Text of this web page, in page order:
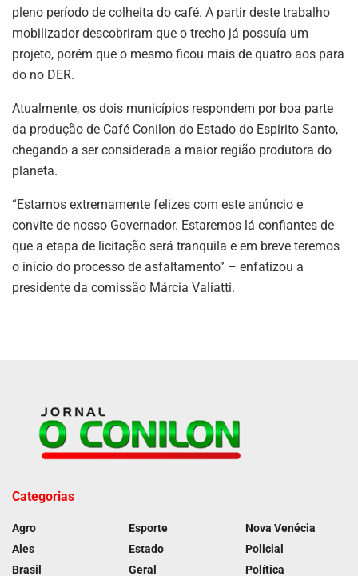
pleno período de colheita do café. A partir deste trabalho
mobilizador descobriram que o trecho já possuía um
projeto, porém que o mesmo ficou mais de quatro aos para
do no DER.
Atualmente, os dois municípios respondem por boa parte
da produção de Café Conilon do Estado do Espirito Santo,
chegando a ser considerada a maior região produtora do
planeta.
“Estamos extremamente felizes com este anúncio e
convite de nosso Governador. Estaremos lá confiantes de
que a etapa de licitação será tranquila e em breve teremos
o início do processo de asfaltamento” – enfatizou a
presidente da comissão Márcia Valiatti.
Categorias
Agro
Ales
Brasil
Esporte
Estado
Geral
Nova Venécia
Policial
Política